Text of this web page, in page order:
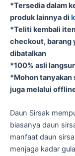
*Tersedia dalam
produk lainnya di
*Teliti kembali
checkout, barang
dibatalkan
*100% asli
*Mohon tanyakan
juga melalui
Daun Sirsak
biasanya daun
manfaat daun
menjaga kadar